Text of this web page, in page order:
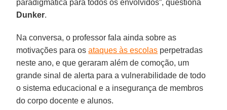
paradigmática para todos os envolvidos”, questiona
Dunker.
Na conversa, o professor fala ainda sobre as
motivações para osataques às escolas perpetradas
neste ano, e que geraram além de comoção, um
grande sinal de alerta para a vulnerabilidade de todo
o sistema educacional e a insegurança de membros
do corpo docente e alunos.